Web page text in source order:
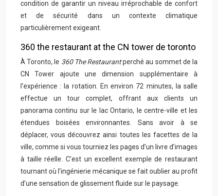
condition de garantir un niveau irréprochable de confort
et de sécurité dans un contexte climatique
particulièrement exigeant.
360 the restaurant at the CN tower de toronto
À Toronto, le 360 The Restaurantperché au sommet de la
CN Tower ajoute une dimension supplémentaire à
l’expérience : la rotation. En environ 72 minutes, la salle
effectue un tour complet, offrant aux clients un
panorama continu sur le lac Ontario, le centre-ville et les
étendues boisées environnantes. Sans avoir à se
déplacer, vous découvrez ainsi toutes les facettes de la
ville, comme si vous tourniez les pages d’un livre d’images
à taille réelle. C’est un excellent exemple de restaurant
tournant où l’ingénierie mécanique se fait oublier au profit
d’une sensation de glissement fluide sur le paysage.